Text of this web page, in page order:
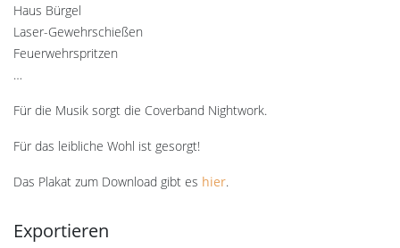
Haus Bürgel
Laser-Gewehrschießen
Feuerwehrspritzen
…
Für die Musik sorgt die Coverband Nightwork.
Für das leibliche Wohl ist gesorgt!
Das Plakat zum Download gibt es hier.